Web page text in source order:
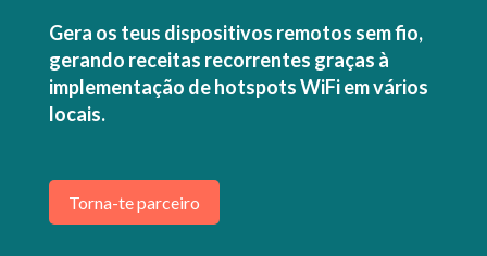
Gera os teus dispositivos remotos sem fio,
gerando receitas recorrentes graças à
implementação de hotspots WiFi em vários
locais.
Torna-te parceiro